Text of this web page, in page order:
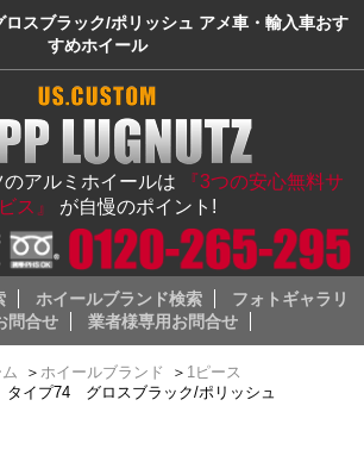
スブラック/ポリッシュ アメ車・輸入車おす
すめホイール
アルミホイールは
『3つの安心無料サ
ス』 が自慢のポイント!
ホイールブランド検索
フォトギャラリ
問合せ 業者様専用お問合せ
＞ ホイールブランド ＞ 1ピース
イプ74 グロスブラック/ポリッシュ